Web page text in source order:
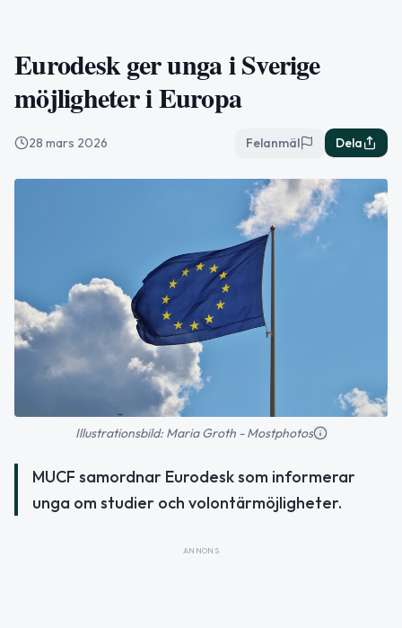
Eurodesk ger unga i Sverige
möjligheter i Europa
28 mars 2026 Felanmäl Dela
Illustrationsbild: Maria Groth - Mostphotos
MUCF samordnar Eurodesk som informerar
unga om studier och volontärmöjligheter.
ANNONS